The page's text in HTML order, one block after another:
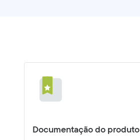
Documentação do produto